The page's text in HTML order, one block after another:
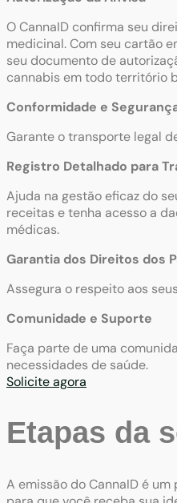
O CannaID confirma seu
medicinal. Com seu cartão
seu documento de
cannabis em todo território
Conformidade e
Garante o transporte legal
Registro Detalhado para
Ajuda na gestão eficaz do
receitas e tenha acesso a
médicas.
Garantia dos Direitos dos
Assegura o respeito aos
Comunidade e Suporte
Faça parte de uma
necessidades de saúde.
Solicite agora
Etapas da
A emissão do CannaID é